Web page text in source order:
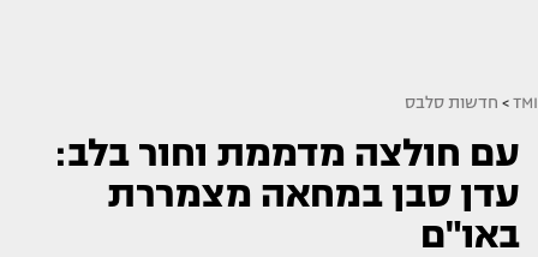
TMI
> חדשות סלבס
עם חולצה מדממת וחור בלב:
עדן סבן במחאה מצמררת
באו"ם